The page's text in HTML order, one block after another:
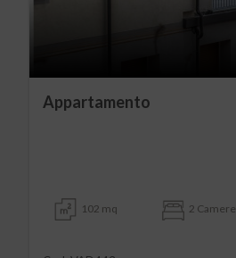
Appartamento
102 mq 2 Camere